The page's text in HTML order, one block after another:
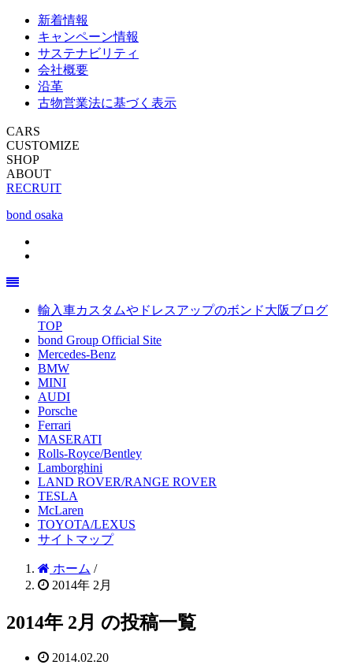
新着情報
キャンペーン情報
サステナビリティ
会社概要
沿革
古物営業法に基づく表示
CARS
CUSTOMIZE
SHOP
ABOUT
RECRUIT
bond osaka
輸入車カスタムやドレスアップのボンド大阪ブログ
TOP
bond Group Official Site
Mercedes-Benz
BMW
MINI
AUDI
Porsche
Ferrari
MASERATI
Rolls-Royce/Bentley
Lamborghini
LAND ROVER/RANGE ROVER
TESLA
McLaren
TOYOTA/LEXUS
サイトマップ
ホーム /
2014年 2月
2014年 2月 の投稿一覧
2014.02.20